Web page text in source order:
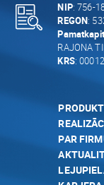
NIP: 756-
REGON:
RAJONA
KRS:
PAR